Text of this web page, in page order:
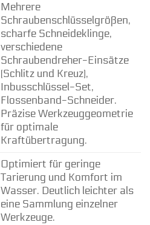
Mehrere
Schraubenschlüsselgrößen,
scharfe Schneideklinge,
verschiedene
Schraubendreher-Einsätze
(Schlitz und Kreuz),
Inbusschlüssel-Set,
Flossenband-Schneider.
Präzise Werkzeuggeometrie
für optimale
Kraftübertragung.
Optimiert für geringe
Tarierung und Komfort im
Wasser. Deutlich leichter als
eine Sammlung einzelner
Werkzeuge.